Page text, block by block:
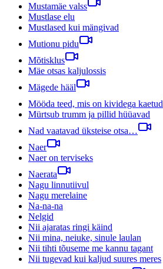
Mustamäe valss
Mustlase elu
Mustlased kui mängivad
Mutionu pidu
Mõtisklus
Mäe otsas kaljulossis
Mägede hääl
Mööda teed, mis on kividega kaetud
Mürtsub trumm ja pillid hüüavad
Nad vaatavad üksteise otsa…
Naer
Naer on terviseks
Naerata
Nagu linnutiivul
Nagu merelaine
Na-na-na
Nelgid
Nii ajaratas ringi käind
Nii mina, neiuke, sinule laulan
Nii tihti tõuseme me kannu tagant
Nii tugevad kui kaljud suures meres